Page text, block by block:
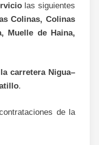
las siguientes
Colinas, Colinas
Muelle de Haina,
carretera Nigua–
.
de la